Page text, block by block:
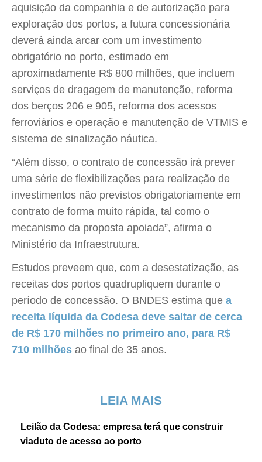
aquisição da companhia e de autorização para
exploração dos portos, a futura concessionária
deverá ainda arcar com um investimento
obrigatório no porto, estimado em
aproximadamente R$ 800 milhões, que incluem
serviços de dragagem de manutenção, reforma
dos berços 206 e 905, reforma dos acessos
ferroviários e operação e manutenção de VTMIS e
sistema de sinalização náutica.
“Além disso, o contrato de concessão irá prever
uma série de flexibilizações para realização de
investimentos não previstos obrigatoriamente em
contrato de forma muito rápida, tal como o
mecanismo da proposta apoiada”, afirma o
Ministério da Infraestrutura.
Estudos preveem que, com a desestatização, as
receitas dos portos quadrupliquem durante o
período de concessão. O BNDES estima que a
receita líquida da Codesa deve saltar de cerca
de R$ 170 milhões no primeiro ano, para R$
710 milhões ao final de 35 anos.
LEIA MAIS
Leilão da Codesa: empresa terá que construir
viaduto de acesso ao porto